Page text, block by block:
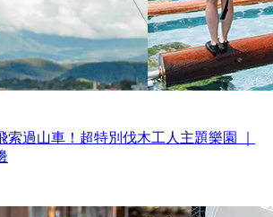
索過山車！超特別伐木工人主題樂園 ｜